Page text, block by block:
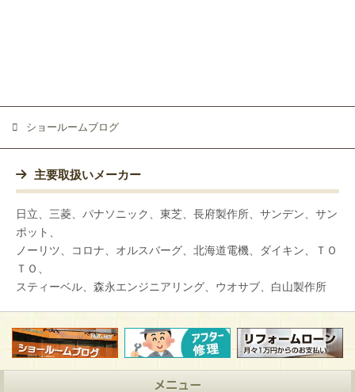
ショールームブログ
主要取扱いメーカー
日立、三菱、パナソニック、東芝、長府製作所、サンデン、サン
ポット、
ノーリツ、コロナ、オルスバーグ、北海道電機、ダイキン、ＴＯ
ＴＯ、
スティーベル、森永エンジニアリング、ウオサブ、白山製作所
メニュー